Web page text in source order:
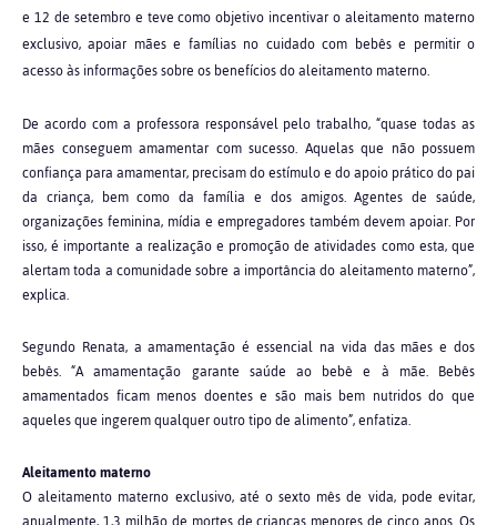
e 12 de setembro e teve como objetivo incentivar o aleitamento materno
exclusivo, apoiar mães e famílias no cuidado com bebês e permitir o
acesso às informações sobre os benefícios do aleitamento materno.
De acordo com a professora responsável pelo trabalho, “quase todas as
mães conseguem amamentar com sucesso. Aquelas que não possuem
confiança para amamentar, precisam do estímulo e do apoio prático do pai
da criança, bem como da família e dos amigos. Agentes de saúde,
organizações feminina, mídia e empregadores também devem apoiar. Por
isso, é importante a realização e promoção de atividades como esta, que
alertam toda a comunidade sobre a importância do aleitamento materno”,
explica.
Segundo Renata, a amamentação é essencial na vida das mães e dos
bebês. “A amamentação garante saúde ao bebê e à mãe. Bebês
amamentados ficam menos doentes e são mais bem nutridos do que
aqueles que ingerem qualquer outro tipo de alimento”, enfatiza.
Aleitamento materno
O aleitamento materno exclusivo, até o sexto mês de vida, pode evitar,